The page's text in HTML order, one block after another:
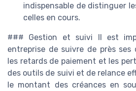
indispensable de distinguer
celles en cours.
### Gestion et suivi Il est
entreprise de suivre de près ses
les retards de paiement et les
des outils de suivi et de relance
le montant des créances en